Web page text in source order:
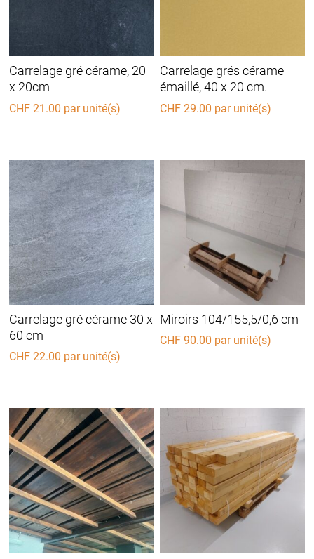
Carrelage gré cérame, 20
x 20cm
CHF 21.00 par unité(s)
Carrelage grés cérame
émaillé, 40 x 20 cm.
CHF 29.00 par unité(s)
Carrelage gré cérame 30 x
60 cm
CHF 22.00 par unité(s)
Miroirs 104/155,5/0,6 cm
CHF 90.00 par unité(s)